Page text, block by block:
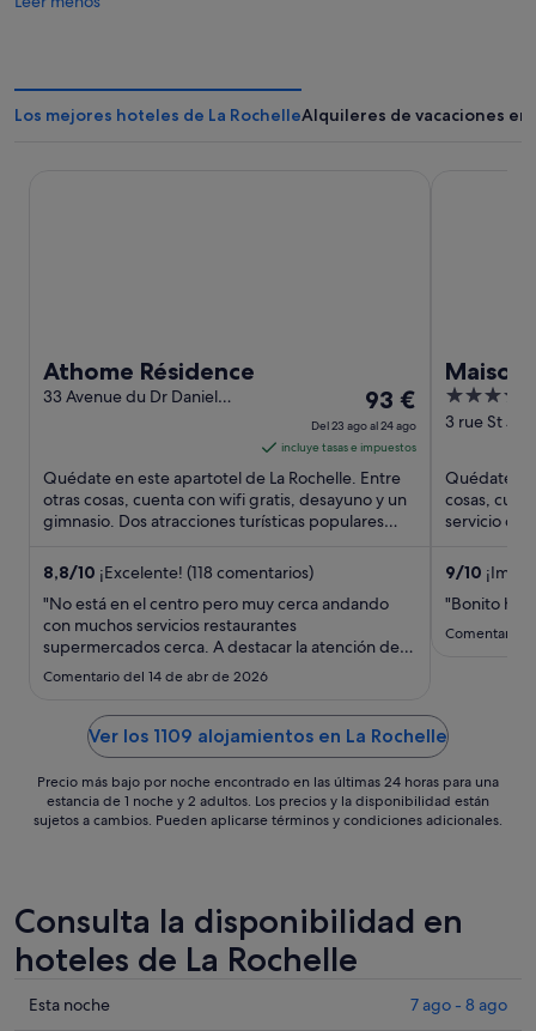
Los mejores hoteles de La RochelleAlquileres de vacaciones en
Athome Résidence
33 Avenue du Dr Daniel
El
precio
es
de
93 €
por
23
al
93 €
Del 23 ago al 24 ago
incluye tasas e impuestos
Quédate en este apartotel de La Rochelle. Entre
otras cosas, cuenta con wifi gratis, desayuno y un
gimnasio. Dos atracciones turísticas populares
8,8/10 ¡Excelente! (118 comentarios)
"No está en el centro pero muy cerca andando
con muchos servicios restaurantes
supermercados cerca. A destacar la atención del
personal"
Comentario del 14 de abr de 2026
Suites
4
out
5
3 rue St
Quédate
cosas,
servicio de
9/10
"Bonito
Comentario
Ver los 1109 alojamientos en La Rochelle
Precio más bajo por noche encontrado en las últimas 24 horas para una
estancia de 1 noche y 2 adultos. Los precios y la disponibilidad están
sujetos a cambios. Pueden aplicarse términos y condiciones adicionales.
Consulta la disponibilidad en
hoteles de La Rochelle
Comprueba
Esta noche 7 ago - 8 ago